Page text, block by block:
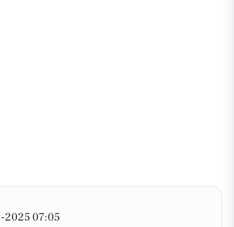
2025 07:05